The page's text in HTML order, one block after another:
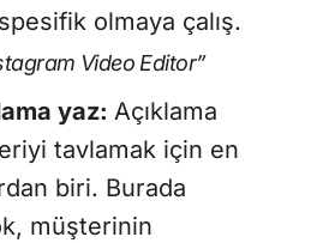
olmaya çalış.
Video Editor”
yaz: Açıklama
tavlamak için en
biri. Burada
müşterinin